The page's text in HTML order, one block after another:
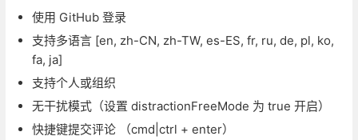
使用 GitHub 登录
支持多语言 [en, zh-CN, zh-TW, es-ES, fr, ru, de, pl, ko,
fa, ja]
支持个人或组织
无干扰模式（设置 distractionFreeMode 为 true 开启）
快捷键提交评论 （cmd|ctrl + enter）